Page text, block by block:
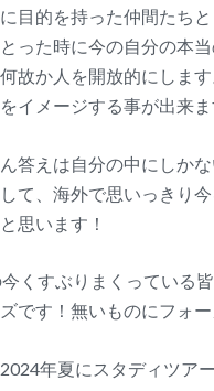
目的を持った仲間たち
った時に今の自分の本
故か人を開放的にしま
イメージする事が出来ま
答えは自分の中にしか
て、海外で思いっきり
思います！
くすぶりまくっている
です！無いものにフォ
年夏にスタディツア